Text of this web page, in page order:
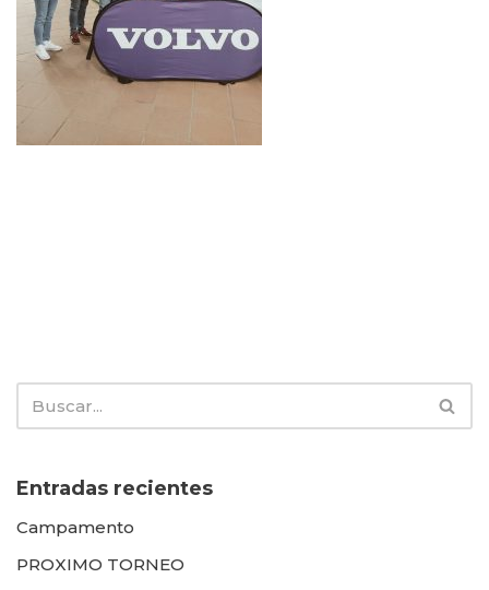
Entradas recientes
Campamento
PROXIMO TORNEO